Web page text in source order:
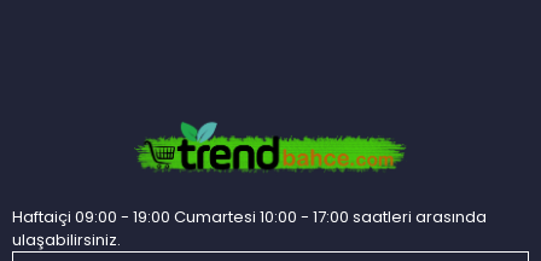
Haftaiçi 09:00 - 19:00 Cumartesi 10:00 - 17:00 saatleri arasında
ulaşabilirsiniz.